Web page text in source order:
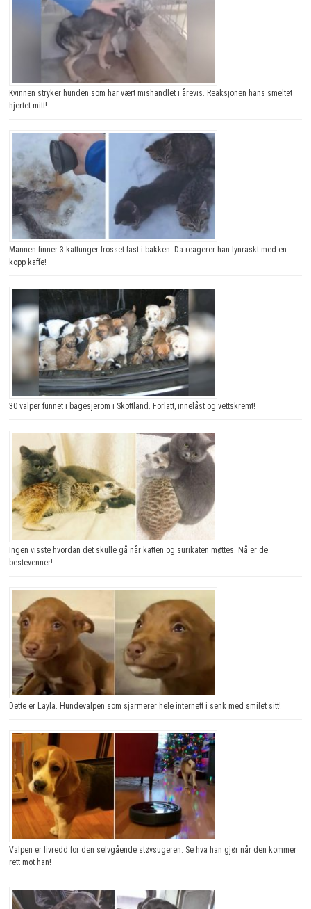
Kvinnen stryker hunden som har vært mishandlet i årevis. Reaksjonen hans smeltet
hjertet mitt!
Mannen finner 3 kattunger frosset fast i bakken. Da reagerer han lynraskt med en
kopp kaffe!
30 valper funnet i bagesjerom i Skottland. Forlatt, innelåst og vettskremt!
Ingen visste hvordan det skulle gå når katten og surikaten møttes. Nå er de
bestevenner!
Dette er Layla. Hundevalpen som sjarmerer hele internett i senk med smilet sitt!
Valpen er livredd for den selvgående støvsugeren. Se hva han gjør når den kommer
rett mot han!